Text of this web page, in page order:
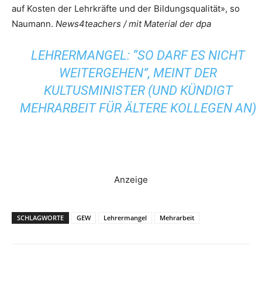
auf Kosten der Lehrkräfte und der Bildungsqualität», so
Naumann. News4teachers / mit Material der dpa
LEHRERMANGEL: “SO DARF ES NICHT
WEITERGEHEN”, MEINT DER
KULTUSMINISTER (UND KÜNDIGT
MEHRARBEIT FÜR ÄLTERE KOLLEGEN AN)
Anzeige
SCHLAGWORTE GEW Lehrermangel Mehrarbeit